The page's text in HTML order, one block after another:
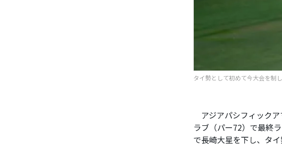
タイ勢として初めて今大会を制
アジアパシフィック
ラブ（パー72）で最終
で長崎大星を下し、タ